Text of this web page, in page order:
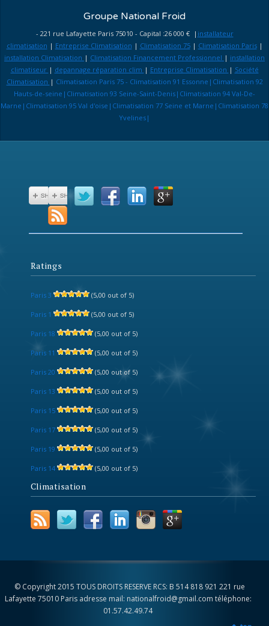
Groupe National Froid
- 221 rue Lafayette Paris 75010 - Capital :26 000 € | installateur
climatisation | Entreprise Climatisation | Climatisation 75| Climatisation Paris|
installation Climatisation | Climatisation Financement Professionnel | installation
climatiseur | depannage réparation clim | Entreprise Climatisation | Société
Climatisation | Climatisation Paris 75 - Climatisation 91 Essonne|Climatisation 92
Hauts-de-seine|Climatisation 93 Seine-Saint-Denis|Climatisation 94 Val-De-
Marne|Climatisation 95 Val d'oise|Climatisation 77 Seine et Marne|Climatisation 78
Yvelines|
Ratings
Paris 3 (5,00 out of 5)
Paris 1 (5,00 out of 5)
Paris 18 (5,00 out of 5)
Paris 11 (5,00 out of 5)
Paris 20 (5,00 out of 5)
Paris 13 (5,00 out of 5)
Paris 15 (5,00 out of 5)
Paris 17 (5,00 out of 5)
Paris 19 (5,00 out of 5)
Paris 14 (5,00 out of 5)
Climatisation
© Copyright 2015 TOUS DROITS RESERVE RCS: B 514 818 921 221 rue
Lafayette 75010 Paris adresse mail: nationalfroid@gmail.com téléphone:
01.57.42.49.74